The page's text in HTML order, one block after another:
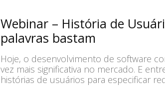
Webinar – História de
palavras bastam
Hoje, o desenvolvimento de software
vez mais significativa no mercado. E
histórias de usuários para especificar